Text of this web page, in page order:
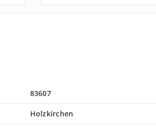
Landkreis Freising
83607
Holzkirchen